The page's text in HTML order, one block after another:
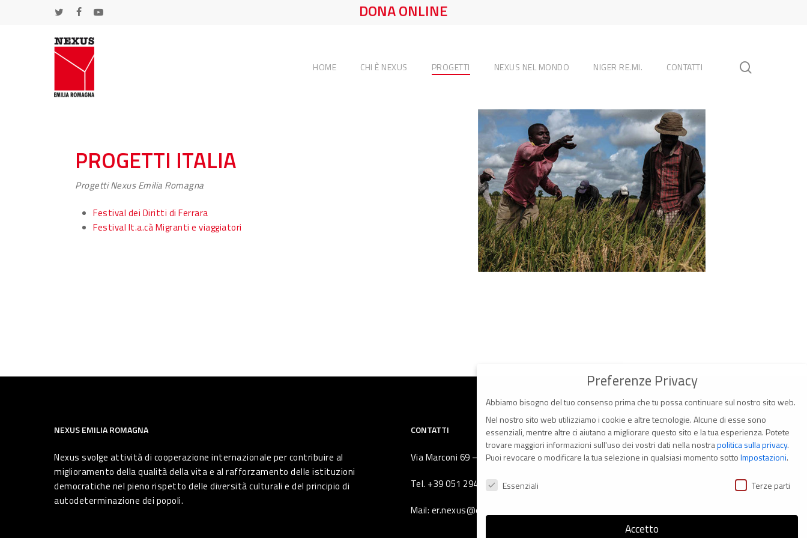
TWITTERFACEBOOKYOUTUBE DONA ONLINE
Hit enter to search or ESC to close
HOME CHI È NEXUS PROGETTI NEXUS NEL MONDO NIGER RE.MI. CONTATTI
PROGETTI ITALIA
Progetti Nexus Emilia Romagna
Festival dei Diritti di Ferrara
Festival It.a.cà Migranti e viaggiatori
NEXUS EMILIA ROMAGNA
Nexus svolge attività di cooperazione internazionale per contribuire al
miglioramento della qualità della vita e al rafforzamento delle istituzioni
democratiche nel pieno rispetto delle diversità culturali e del principio di
autodeterminazione dei popoli.
CONTATTI
Via Marconi 69 – 40122 Bologna (Italia)
Tel. +39 051 294 775
Mail: er.nexus@er.cgil.it
Preferenze Privacy
Abbiamo bisogno del tuo consenso prima che tu possa continuare sul nostro sito web.
Nel nostro sito web utilizziamo i cookie e altre tecnologie. Alcune di esse sono
essenziali, mentre altre ci aiutano a migliorare questo sito e la tua esperienza. Potete
trovare maggiori informazioni sull'uso dei vostri dati nella nostrapolitica sulla privacy.
Puoi revocare o modificare la tua selezione in qualsiasi momento sottoImpostazioni.
Preferenze Privacy
Essenziali Terze parti
Accetto